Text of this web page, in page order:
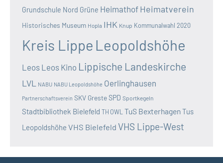
Grundschule Nord Grüne Heimathof Heimatverein
Historisches Museum Hopla IHK Knup Kommunalwahl 2020
Kreis Lippe Leopoldshöhe
Leos Leos Kino Lippische Landeskirche
LVL NABU NABU Leopoldshöhe Oerlinghausen
Partnerschaftsverein SKV GresteSPD Sportkegeln
Stadtbibliothek Bielefeld TH OWL TuS BexterhagenTus
Leopoldshöhe VHS Bielefeld VHS Lippe-West